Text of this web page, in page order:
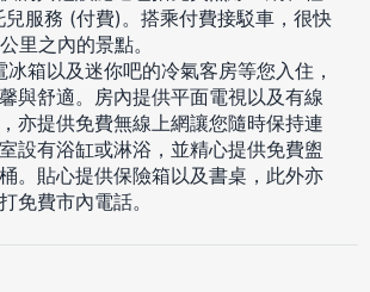
服務 (付費)。搭乘付費接駁車，很快
里之內的景點。
箱以及迷你吧的冷氣客房等您入住，
與舒適。房內提供平面電視以及有線
亦提供免費無線上網讓您隨時保持連
設有浴缸或淋浴，並精心提供免費盥
。貼心提供保險箱以及書桌，此外亦
免費市內電話。